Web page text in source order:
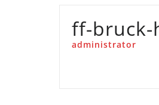
ff-bruck-
administrator